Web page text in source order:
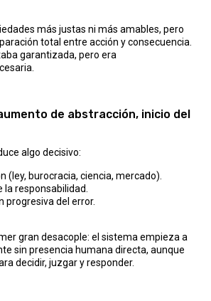
más justas ni más amables, pero
total entre acción y consecuencia.
garantizada, pero era
de abstracción, inicio del
algo decisivo:
(ley, burocracia, ciencia, mercado).
responsabilidad.
progresiva del error.
gran desacople: el sistema empieza a
sin presencia humana directa, aunque
decidir, juzgar y responder.